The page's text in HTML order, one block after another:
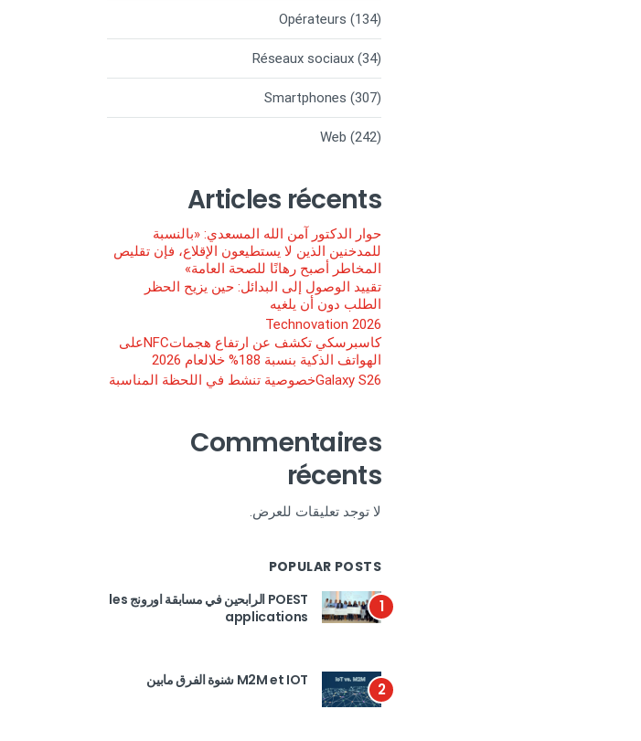
Opérateurs (134)
Réseaux sociaux (34)
Smartphones (307)
Web (242)
Articles récents
حوار الدكتور آمن الله المسعدي: «بالنسبة
للمدخنين الذين لا يستطيعون الإقلاع، فإن تقليص
المخاطر أصبح رهانًا للصحة العامة»
تقييد الوصول إلى البدائل: حين يزيح الحظر
الطلب دون أن يلغيه
Technovation 2026
كاسبرسكي تكشف عن ارتفاع هجماتNFCعلى
الهواتف الذكية بنسبة 188% خلالعام 2026
Galaxy S26خصوصية تنشط في اللحظة المناسبة
Commentaires
récents
لا توجد تعليقات للعرض.
POPULAR POSTS
1
POEST الرابحين في مسابقة اورونج les
applications
2 M2M et IOT شنوة الفرق مابين